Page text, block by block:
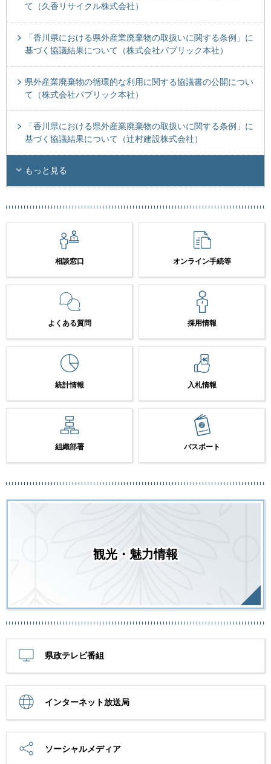
て（久香リサイクル株式会社）
「香川県における県外産業廃棄物の取扱いに関する条例」に
基づく協議結果について（株式会社パブリック本社）
県外産業廃棄物の循環的な利用に関する協議書の公開につい
て（株式会社パブリック本社）
「香川県における県外産業廃棄物の取扱いに関する条例」に
基づく協議結果について（辻村建設株式会社）
もっと見る
相談窓口 オンライン手続等
よくある質問 採用情報
統計情報 入札情報
組織部署 パスポート
観光・魅力情報
県政テレビ番組
インターネット放送局
ソーシャルメディア